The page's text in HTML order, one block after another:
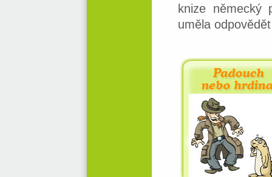
knize německý
uměla